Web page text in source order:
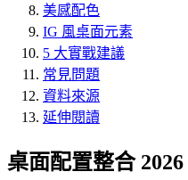
美感配色
IG 風桌面元素
5 大實戰建議
常見問題
資料來源
延伸閱讀
桌面配置整合